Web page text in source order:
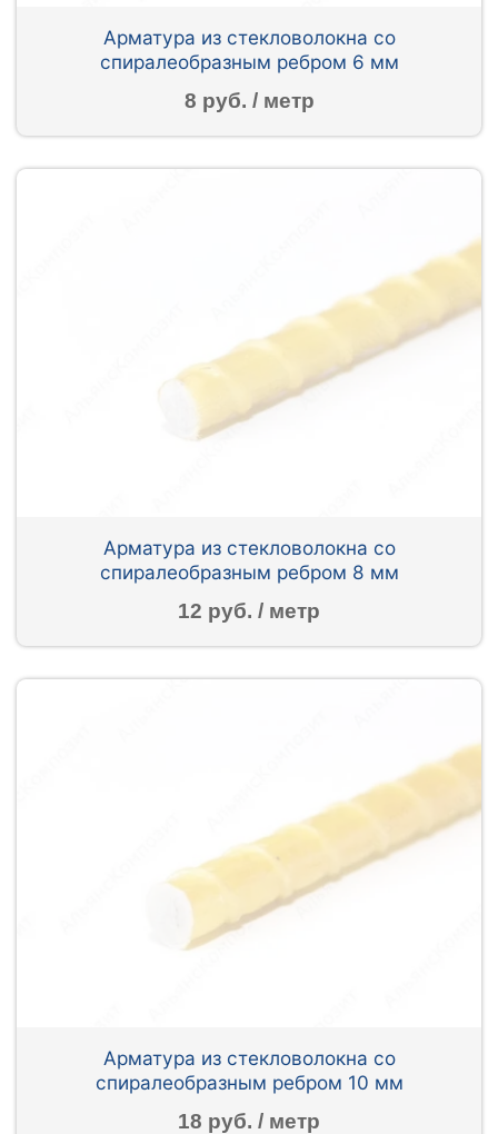
Арматура из стекловолокна со
спиралеобразным ребром 6 мм
8 руб. / метр
Арматура из стекловолокна со
спиралеобразным ребром 8 мм
12 руб. / метр
Арматура из стекловолокна со
спиралеобразным ребром 10 мм
18 руб. / метр